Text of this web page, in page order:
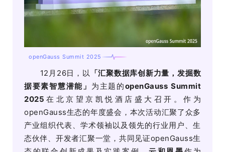
openGauss Summit 2025
12月26日，以 「汇聚数据库创新力量，发掘数
据要素智慧潜能」 为主题的openGauss Summit
2025 在北京望京凯悦酒店盛大召开。作为
openGauss生态的年度盛会，本次活动汇聚了众多
产业组织代表、学术领袖以及领先的行业用户、生
态伙伴、开发者汇聚一堂，共同见证openGauss生